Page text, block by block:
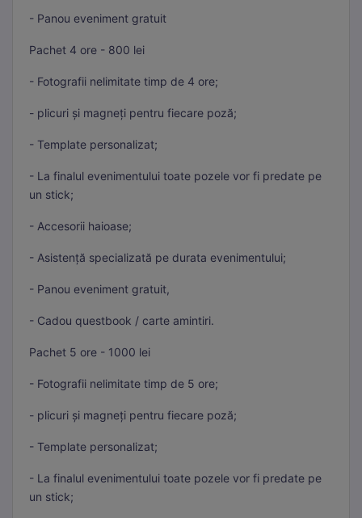
- Panou eveniment gratuit
Pachet 4 ore - 800 lei
- Fotografii nelimitate timp de 4 ore;
- plicuri și magneți pentru fiecare poză;
- Template personalizat;
- La finalul evenimentului toate pozele vor fi predate pe
un stick;
- Accesorii haioase;
- Asistență specializată pe durata evenimentului;
- Panou eveniment gratuit,
- Cadou questbook / carte amintiri.
Pachet 5 ore - 1000 lei
- Fotografii nelimitate timp de 5 ore;
- plicuri și magneți pentru fiecare poză;
- Template personalizat;
- La finalul evenimentului toate pozele vor fi predate pe
un stick;